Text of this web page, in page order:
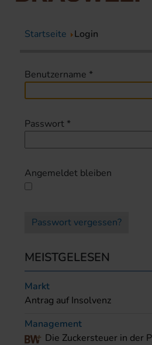
Startseite Login
Benutzername *
Passwort *
Angemeldet bleiben
Passwort vergessen?
MEISTGELESEN
Markt
Antrag auf Insolvenz
Management
Die Zuckersteuer in der